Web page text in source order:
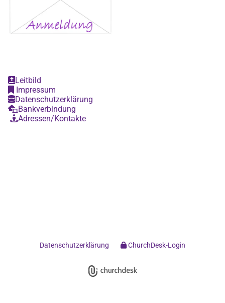
Leitbild
Impressum
Datenschutzerklärung
Bankverbindung
Adressen/Kontakte
Datenschutzerklärung ChurchDesk-Login